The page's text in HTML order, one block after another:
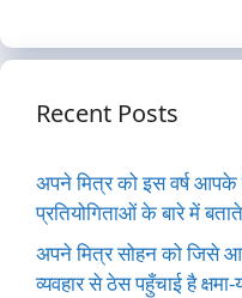
Recent Posts
अपने मित्र को इस वर्ष आपके
प्रतियोगिताओं के बारे में
अपने मित्र सोहन को जिसे
व्यवहार से ठेस पहुँचाई है